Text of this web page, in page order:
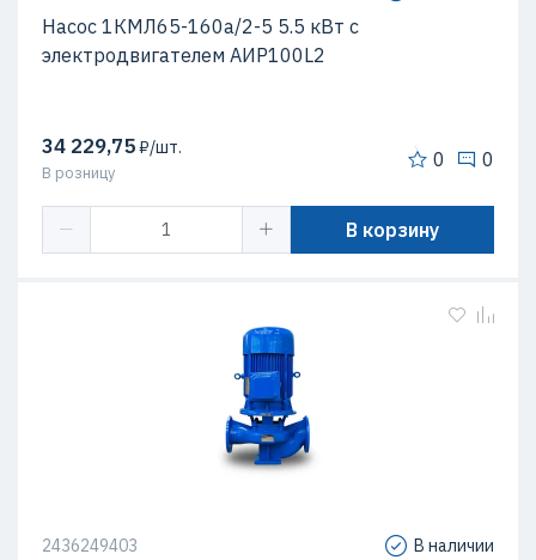
Насос 1КМЛ65-160а/2-5 5.5 кВт c
электродвигателем АИР100L2
34 229,75₽/шт.
В розницу
0 0
В корзину
2436249403 В наличии